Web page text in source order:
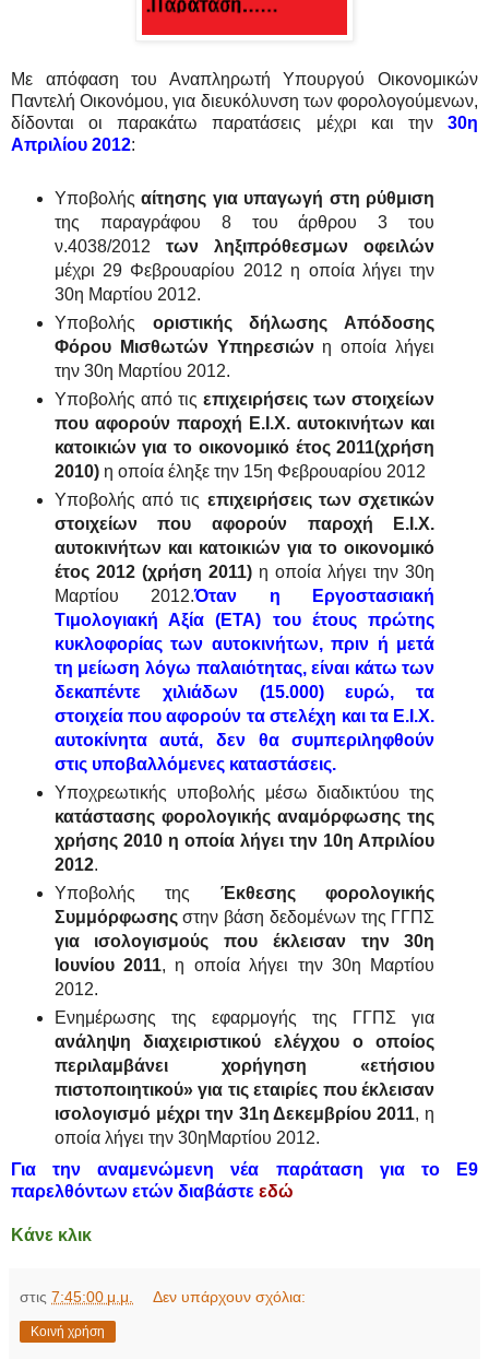
Με απόφαση του Αναπληρωτή Υπουργού Οικονομικών
Παντελή Οικονόμου, για διευκόλυνση των φορολογούμενων,
δίδονται οι παρακάτω παρατάσεις μέχρι και την 30η
Απριλίου 2012:
Υποβολής αίτησης για υπαγωγή στη ρύθμιση
της παραγράφου 8 του άρθρου 3 του
ν.4038/2012 των ληξιπρόθεσμων οφειλών
μέχρι 29 Φεβρουαρίου 2012 η οποία λήγει την
30η Μαρτίου 2012.
Υποβολής οριστικής δήλωσης Απόδοσης
Φόρου Μισθωτών Υπηρεσιώνη οποία λήγει
την 30η Μαρτίου 2012.
Υποβολής από τιςεπιχειρήσεις των στοιχείων
που αφορούν παροχή Ε.Ι.Χ. αυτοκινήτων και
κατοικιών για το οικονομικό έτος 2011(χρήση
2010)η οποία έληξε την 15η Φεβρουαρίου 2012
Υποβολής από τις επιχειρήσεις των σχετικών
στοιχείων που αφορούν παροχή Ε.Ι.Χ.
αυτοκινήτων και κατοικιών για το οικονομικό
έτος 2012 (χρήση 2011)η οποία λήγει την 30η
Μαρτίου 2012.Όταν η Εργοστασιακή
Τιμολογιακή Αξία (ΕΤΑ) του έτους πρώτης
κυκλοφορίας των αυτοκινήτων, πριν ή μετά
τη μείωση λόγω παλαιότητας, είναι κάτω των
δεκαπέντε χιλιάδων (15.000) ευρώ, τα
στοιχεία που αφορούν τα στελέχη και τα Ε.Ι.Χ.
αυτοκίνητα αυτά, δεν θα συμπεριληφθούν
στις υποβαλλόμενες καταστάσεις.
Υποχρεωτικής υποβολής μέσω διαδικτύου της
κατάστασης φορολογικής αναμόρφωσης της
χρήσης 2010 η οποία λήγει την 10η Απριλίου
2012.
Υποβολής της Έκθεσης φορολογικής
Συμμόρφωσηςστην βάση δεδομένων της ΓΓΠΣ
για ισολογισμούς που έκλεισαν την 30η
Ιουνίου 2011, η οποία λήγει την 30η Μαρτίου
2012.
Ενημέρωσης της εφαρμογής της ΓΓΠΣ για
ανάληψη διαχειριστικού ελέγχου ο οποίος
περιλαμβάνει χορήγηση «ετήσιου
πιστοποιητικού» για τις εταιρίες που έκλεισαν
ισολογισμό μέχρι την 31η Δεκεμβρίου 2011, η
οποία λήγει την 30ηΜαρτίου 2012.
Για την αναμενώμενη νέα παράταση για το Ε9
παρελθόντων ετών διαβάστε εδώ
Κάνε κλικ
στις 7:45:00 μ.μ. Δεν υπάρχουν σχόλια:
Κοινή χρήση